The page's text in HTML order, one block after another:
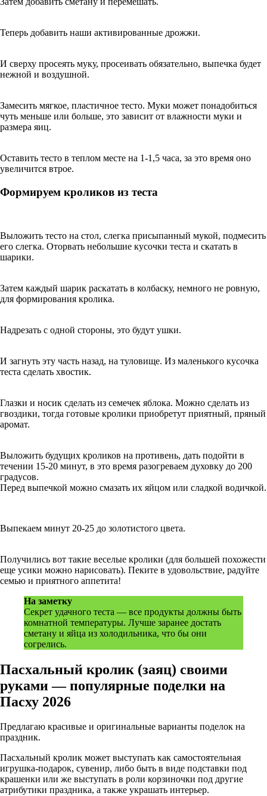
Теперь добавить наши активированные дрожжи.
И сверху просеять муку, просеивать обязательно, выпечка будет
нежной и воздушной.
Замесить мягкое, пластичное тесто. Муки может понадобиться
чуть меньше или больше, это зависит от влажности муки и
размера яиц.
Оставить тесто в теплом месте на 1-1,5 часа, за это время оно
увеличится втрое.
Формируем кроликов из теста
Выложить тесто на стол, слегка присыпанный мукой, подмесить
его слегка. Оторвать небольшие кусочки теста и скатать в
шарики.
Затем каждый шарик раскатать в колбаску, немного не ровную,
для формирования кролика.
Надрезать с одной стороны, это будут ушки.
И загнуть эту часть назад, на туловище. Из маленького кусочка
теста сделать хвостик.
Глазки и носик сделать из семечек яблока. Можно сделать из
гвоздики, тогда готовые кролики приобретут приятный, пряный
аромат.
Выложить будущих кроликов на противень, дать подойти в
течении 15-20 минут, в это время разогреваем духовку до 200
градусов.
Перед выпечкой можно смазать их яйцом или сладкой водичкой.
Выпекаем минут 20-25 до золотистого цвета.
Получились вот такие веселые кролики (для большей похожести
еще усики можно нарисовать). Пеките в удовольствие, радуйте
семью и приятного аппетита!
На заметку
Секрет удачного теста — все продукты должны быть
комнатной температуры. Лучше заранее достать
сметану и яйца из холодильника, что бы они
согрелись.
Пасхальный кролик (заяц) своими
руками — популярные поделки на
Пасху 2026
Предлагаю красивые и оригинальные варианты поделок на
праздник.
Пасхальный кролик может выступать как самостоятельная
игрушка-подарок, сувенир, либо быть в виде подставки под
крашенки или же выступать в роли корзиночки под другие
атрибутики праздника, а также украшать интерьер.